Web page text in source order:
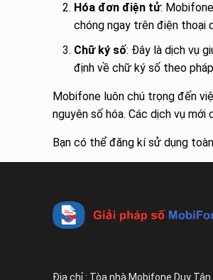
Hóa đơn điện tử:
chóng ngay trên điện thoại
Chữ ký số: Đây là dịch vụ
định về chữ ký số theo
Mobifone luôn chú trọng đến
nguyên số hóa. Các dịch vụ
Bạn có thể đăng kí sử dụng
Địa chỉ : Tòa nhà Mobifone Duy Tân